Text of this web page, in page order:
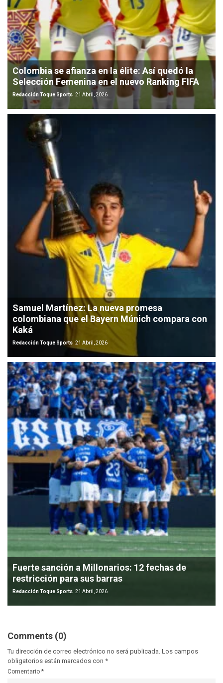
Colombia se afianza en la élite: Así quedó la
Selección Femenina en el nuevo Ranking FIFA
Redacción Toque Sports 21 Abril, 2026
Samuel Martínez: La nueva promesa
colombiana que el Bayern Múnich compara con
Kaká
Redacción Toque Sports 21 Abril, 2026
Fuerte sanción a Millonarios: 12 fechas de
restricción para sus barras
Redacción Toque Sports 21 Abril, 2026
Comments (0)
Tu dirección de correo electrónico no será publicada. Los campos
obligatorios están marcados con *
Comentario *